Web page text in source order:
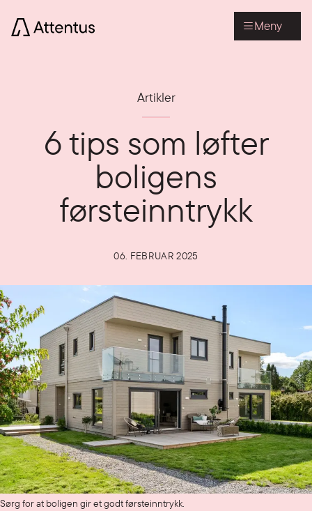
Meny
Artikler
6 tips som løfter
boligens
førsteinntrykk
06. FEBRUAR 2025
Sørg for at boligen gir et godt førsteinntrykk.